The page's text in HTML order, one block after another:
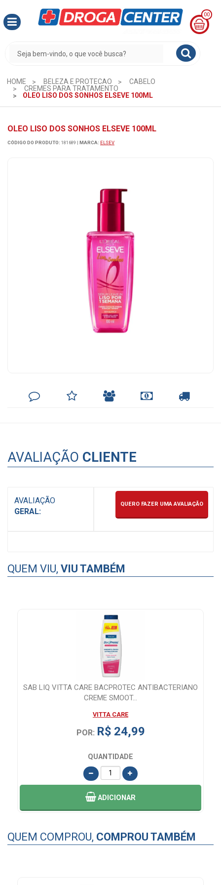
00
CESTA
R$
0,00
HOME BELEZA E PROTECAO
CABELO
CREMES PARA TRATAMENTO
OLEO LISO DOS SONHOS ELSEVE 100ML
OLEO LISO DOS SONHOS ELSEVE 100ML
CÓDIGO DO PRODUTO: 181689 | MARCA: ELSEV
DEIXE
COMENTÁRIO
MINHA
LISTA
INDIQUE
FORMAS
CALCULAR
FRETE
AVALIAÇÃO CLIENTE
AVALIAÇÃO
GERAL:
QUERO FAZER UMA AVALIAÇÃO
QUEM VIU, VIU TAMBÉM
SAB LIQ VITTA CARE BACPROTEC ANTIBACTERIANO
CREME SMOOT...
VITTA CARE
POR: R$ 24,99
QUANTIDADE
ADICIONAR
QUEM COMPROU, COMPROU TAMBÉM